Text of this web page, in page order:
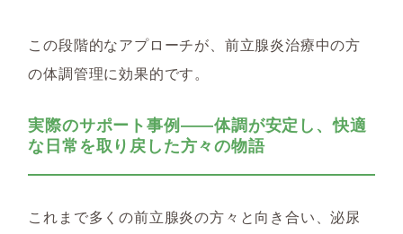
この段階的なアプローチが、前立腺炎治療中の方
の体調管理に効果的です。
実際のサポート事例――体調が安定し、快適
な日常を取り戻した方々の物語
これまで多くの前立腺炎の方々と向き合い、泌尿